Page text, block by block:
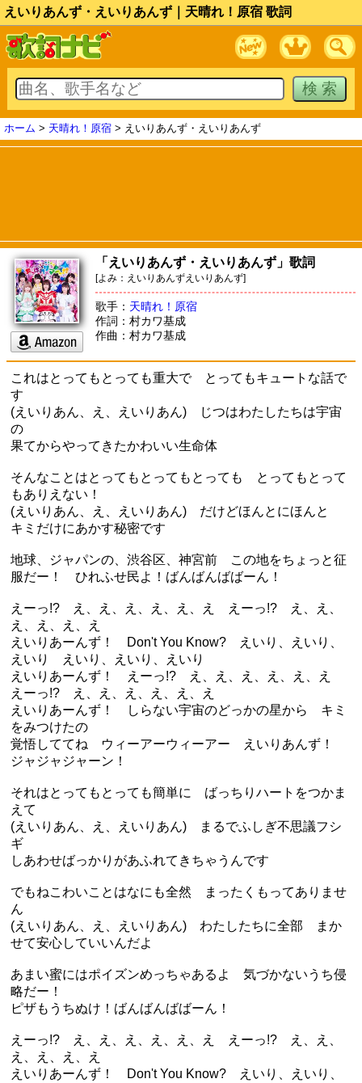
えいりあんず・えいりあんず｜天晴れ！原宿 歌詞
ホーム > 天晴れ！原宿 > えいりあんず・えいりあんず
「えいりあんず・えいりあんず」歌詞
[よみ：えいりあんずえいりあんず]
歌手： 天晴れ！原宿
作詞：村カワ基成
作曲：村カワ基成
これはとってもとっても重大で とってもキュートな話で
す
(えいりあん、え、えいりあん) じつはわたしたちは宇宙
の
果てからやってきたかわいい生命体
そんなことはとってもとってもとっても とってもとって
もありえない！
(えいりあん、え、えいりあん) だけどほんとにほんと
キミだけにあかす秘密です
地球、ジャパンの、渋谷区、神宮前 この地をちょっと征
服だー！ ひれふせ民よ！ばんばんばばーん！
えーっ!? え、え、え、え、え、え えーっ!? え、え、
え、え、え、え
えいりあーんず！ Don't You Know? えいり、えいり、
えいり えいり、えいり、えいり
えいりあーんず！ えーっ!? え、え、え、え、え、え
えーっ!? え、え、え、え、え、え
えいりあーんず！ しらない宇宙のどっかの星から キミ
をみつけたの
覚悟しててね ウィーアーウィーアー えいりあんず！
ジャジャジャーン！
それはとってもとっても簡単に ばっちりハートをつかま
えて
(えいりあん、え、えいりあん) まるでふしぎ不思議フシ
ギ
しあわせばっかりがあふれてきちゃうんです
でもねこわいことはなにも全然 まったくもってありませ
ん
(えいりあん、え、えいりあん) わたしたちに全部 まか
せて安心していいんだよ
あまい蜜にはポイズンめっちゃあるよ 気づかないうち侵
略だー！
ピザもうちぬけ！ばんばんばばーん！
えーっ!? え、え、え、え、え、え えーっ!? え、え、
え、え、え、え
えいりあーんず！ Don't You Know? えいり、えいり、